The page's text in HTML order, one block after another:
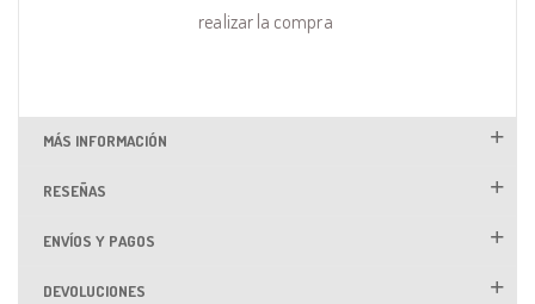
realizar la compra
MÁS INFORMACIÓN
RESEÑAS
ENVÍOS Y PAGOS
DEVOLUCIONES